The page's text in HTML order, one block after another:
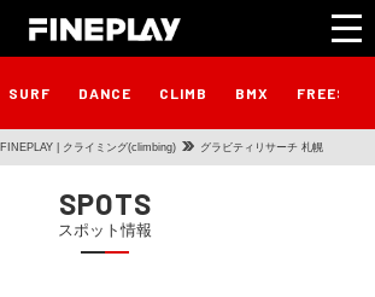
SURF DANCE CLIMB BMX
FINEPLAY | クライミング(climbing) グラビティリサーチ 札幌
SPOTS
スポット情報